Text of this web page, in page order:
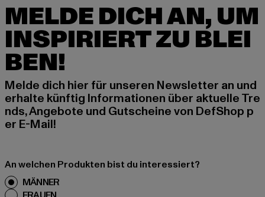
MELDE DICH AN, UM
INSPIRIERT ZU BLEI
BEN!
Melde dich hier für unseren Newsletter an und
erhalte künftig Informationen über aktuelle Tre
nds, Angebote und Gutscheine von DefShop p
er E-Mail!
An welchen Produkten bist du interessiert?
MÄNNER